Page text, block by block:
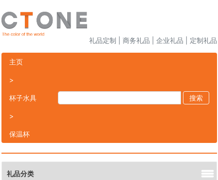
礼品定制 | 商务礼品 | 企业礼品 | 定制礼品
主页
>
杯子水具
>
保温杯
搜索
礼品分类